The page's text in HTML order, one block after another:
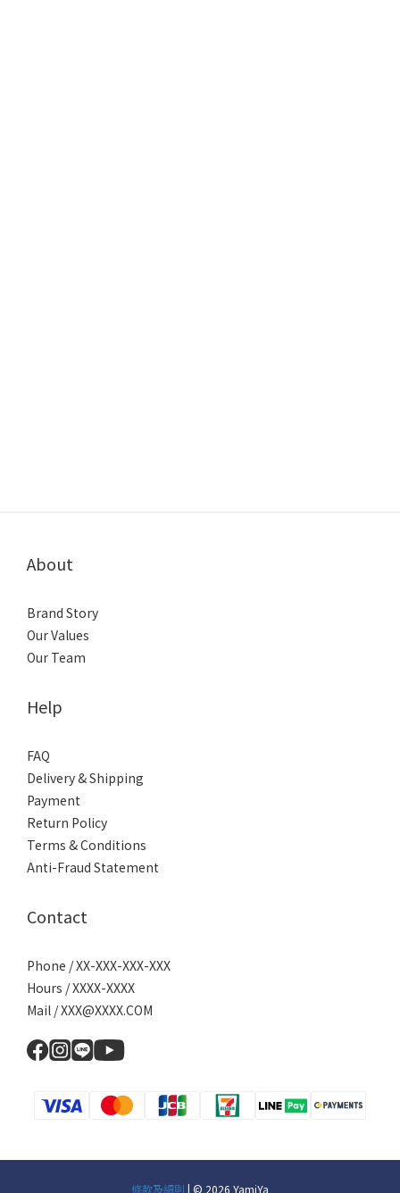
About
Brand Story
Our Values
Our Team
Help
FAQ
Delivery & Shipping
Payment
Return Policy
Terms & Conditions
Anti-Fraud Statement
Contact
Phone / XX-XXX-XXX-XXX
Hours / XXXX-XXXX
Mail / XXX@XXXX.COM
條款及細則 | © 2026 YamiYa